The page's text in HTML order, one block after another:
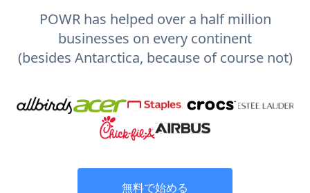
POWR has helped over a half million
businesses on every continent
(besides Antarctica, because of course not)
無料で始める